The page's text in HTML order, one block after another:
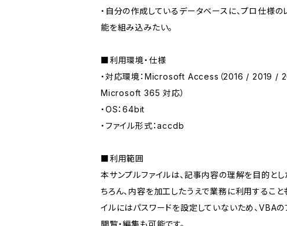
・自分の作成しているデータベースに、プロ仕様の
能を組み込みたい。
■利用環境・仕様
・対応環境：Microsoft Access（2016 / 2019 /
Microsoft 365 対応）
・OS：64bit
・ファイル形式：accdb
■利用範囲
本サンプルファイルは、記事内容の理解を目的と
ちろん、内容を加工したうえで業務に利用すること
イルにはパスワードを設定していないため、VBA
閲覧・編集も可能です。